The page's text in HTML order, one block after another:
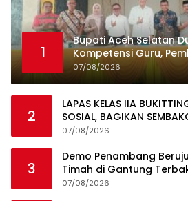
1
Bupati Aceh Selatan
Kompetensi Guru,
Sama dengan
07/08/2026
2
LAPAS KELAS IIA
SOSIAL, BAGIKAN
MASYARAKAT SEKITAR
07/08/2026
3
Demo Penambang
Timah di Gantung
Niaga Timah Jadi Sorotan
07/08/2026